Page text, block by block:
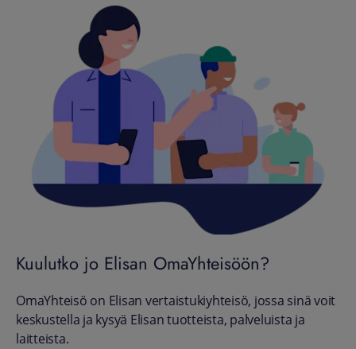
Kuulutko jo Elisan OmaYhteisöön?
OmaYhteisö on Elisan vertaistukiyhteisö, jossa sinä voit
keskustella ja kysyä Elisan tuotteista, palveluista ja
laitteista.